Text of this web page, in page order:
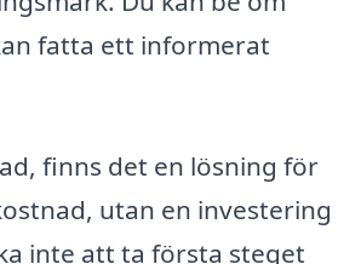
fatta ett informerat
finns det en lösning för
utan en investering
inte att ta första steget